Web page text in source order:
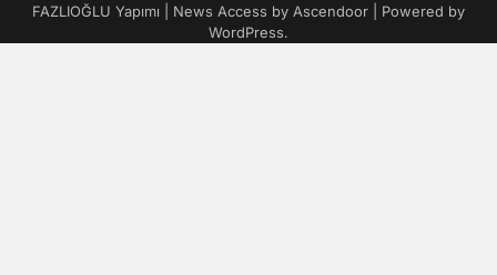
FAZLIOĞLU Yapımı | News Access by Ascendoor | Powered by
WordPress.